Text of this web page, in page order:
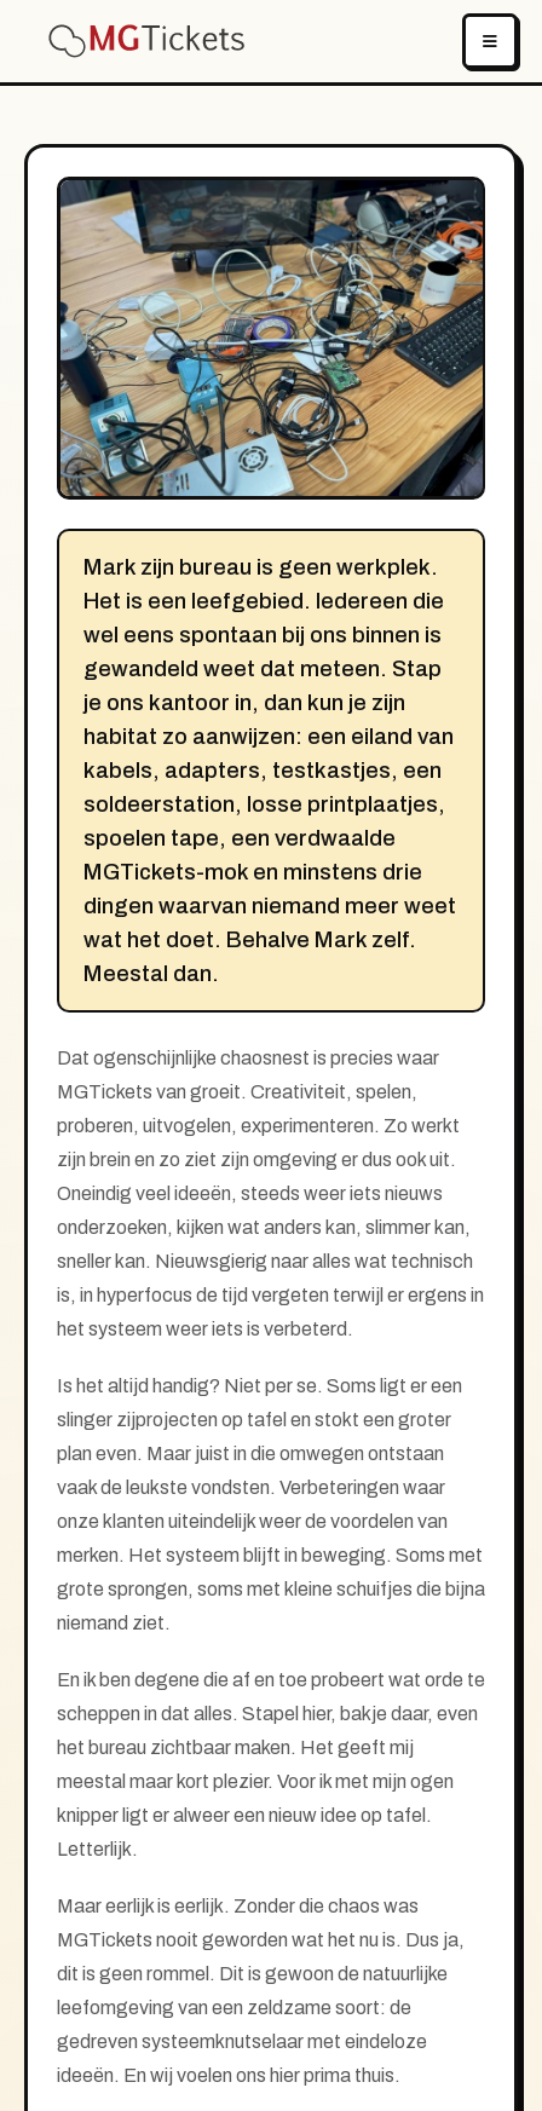
Mark zijn bureau is geen werkplek.
Het is een leefgebied. Iedereen die
wel eens spontaan bij ons binnen is
gewandeld weet dat meteen. Stap
je ons kantoor in, dan kun je zijn
habitat zo aanwijzen: een eiland van
kabels, adapters, testkastjes, een
soldeerstation, losse printplaatjes,
spoelen tape, een verdwaalde
MGTickets-mok en minstens drie
dingen waarvan niemand meer weet
wat het doet. Behalve Mark zelf.
Meestal dan.
Dat ogenschijnlijke chaosnest is precies waar
MGTickets van groeit. Creativiteit, spelen,
proberen, uitvogelen, experimenteren. Zo werkt
zijn brein en zo ziet zijn omgeving er dus ook uit.
Oneindig veel ideeën, steeds weer iets nieuws
onderzoeken, kijken wat anders kan, slimmer kan,
sneller kan. Nieuwsgierig naar alles wat technisch
is, in hyperfocus de tijd vergeten terwijl er ergens in
het systeem weer iets is verbeterd.
Is het altijd handig? Niet per se. Soms ligt er een
slinger zijprojecten op tafel en stokt een groter
plan even. Maar juist in die omwegen ontstaan
vaak de leukste vondsten. Verbeteringen waar
onze klanten uiteindelijk weer de voordelen van
merken. Het systeem blijft in beweging. Soms met
grote sprongen, soms met kleine schuifjes die bijna
niemand ziet.
En ik ben degene die af en toe probeert wat orde te
scheppen in dat alles. Stapel hier, bakje daar, even
het bureau zichtbaar maken. Het geeft mij
meestal maar kort plezier. Voor ik met mijn ogen
knipper ligt er alweer een nieuw idee op tafel.
Letterlijk.
Maar eerlijk is eerlijk. Zonder die chaos was
MGTickets nooit geworden wat het nu is. Dus ja,
dit is geen rommel. Dit is gewoon de natuurlijke
leefomgeving van een zeldzame soort: de
gedreven systeemknutselaar met eindeloze
ideeën. En wij voelen ons hier prima thuis.